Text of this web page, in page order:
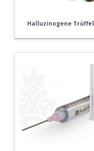
Halluzinogene Trüffel